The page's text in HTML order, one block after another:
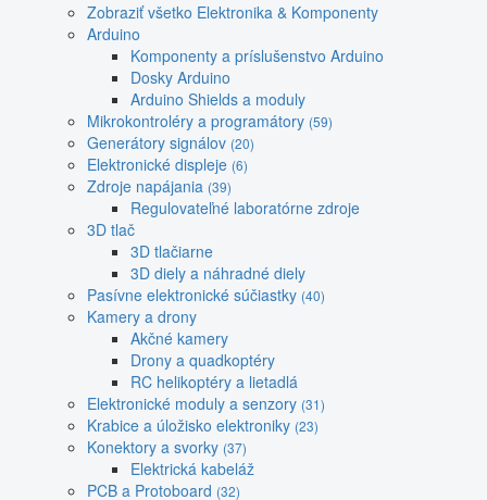
Zobraziť všetko Elektronika & Komponenty
Arduino
Komponenty a príslušenstvo Arduino
Dosky Arduino
Arduino Shields a moduly
Mikrokontroléry a programátory (59)
Generátory signálov (20)
Elektronické displeje (6)
Zdroje napájania (39)
Regulovateľné laboratórne zdroje
3D tlač
3D tlačiarne
3D diely a náhradné diely
Pasívne elektronické súčiastky (40)
Kamery a drony
Akčné kamery
Drony a quadkoptéry
RC helikoptéry a lietadlá
Elektronické moduly a senzory (31)
Krabice a úložisko elektroniky (23)
Konektory a svorky (37)
Elektrická kabeláž
PCB a Protoboard (32)